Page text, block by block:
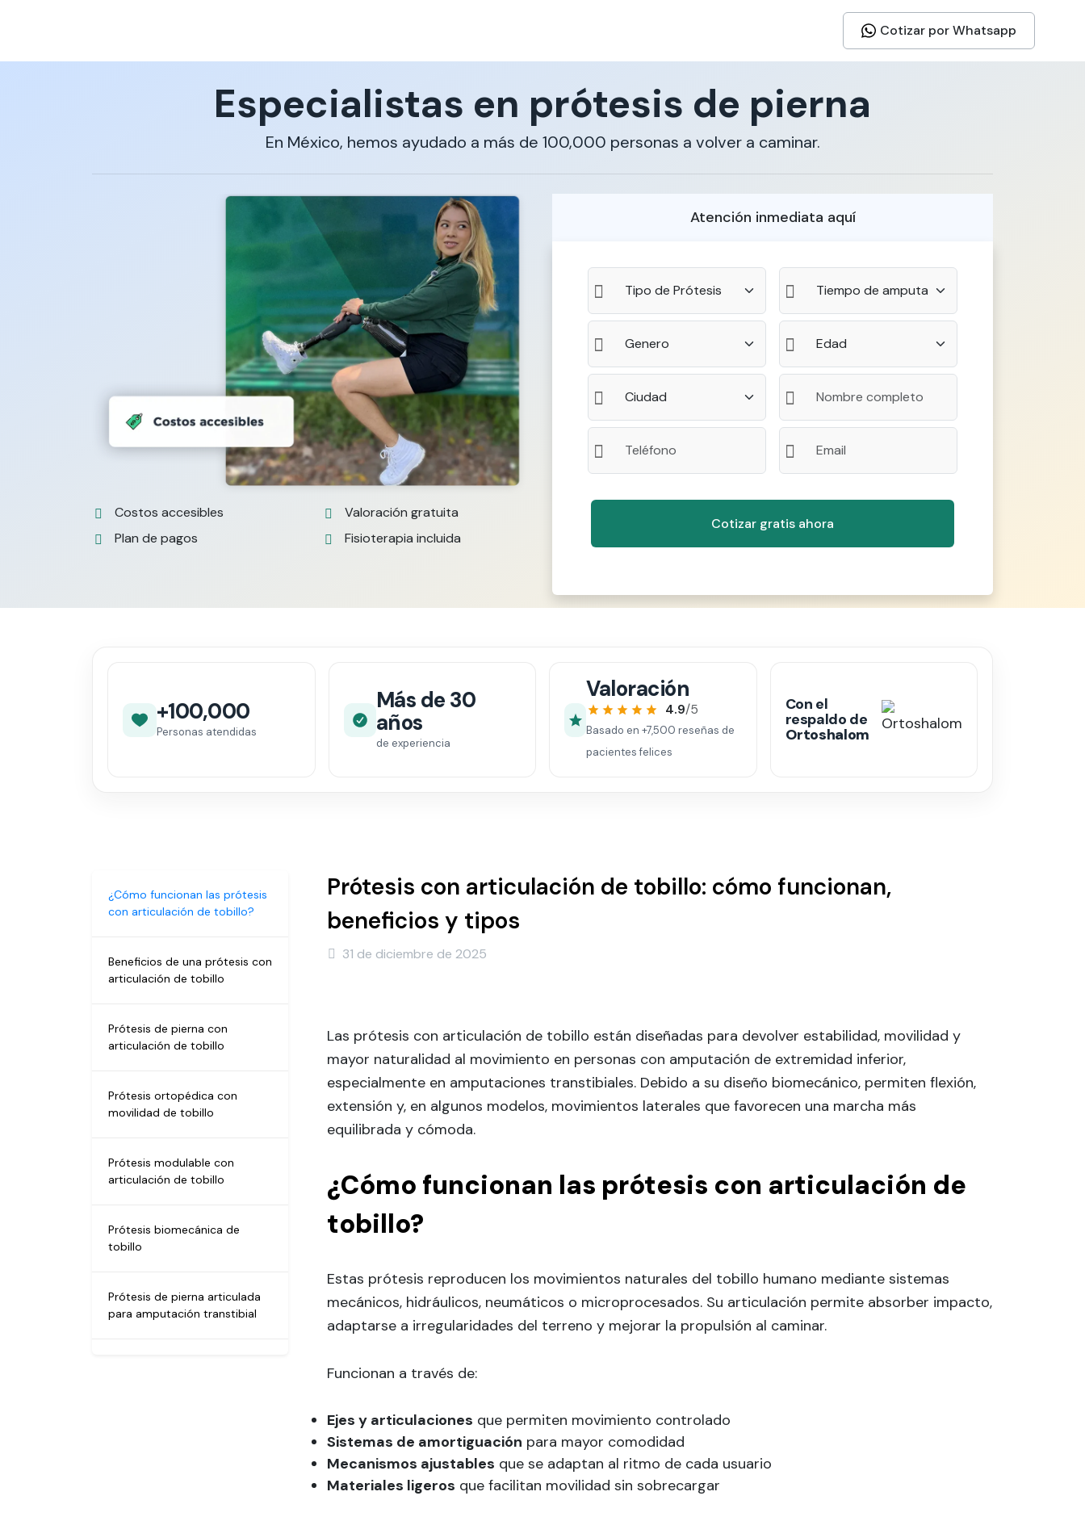
Cotizar por Whatsapp
Especialistas en prótesis de pierna
En México, hemos ayudado a más de 100,000 personas a volver a caminar.
Costos accesibles
Plan de pagos
Valoración gratuita
Fisioterapia incluida
Atención inmediata aquí
+100,000
Personas atendidas
Más de 30
años
de experiencia
Valoración
4.9/5
Basado en+7,500 reseñas de
pacientes felices
Con el
respaldo de
Ortoshalom
Prótesis con articulación de tobillo: cómo funcionan,
beneficios y tipos
31 de diciembre de 2025
Las prótesis con articulación de tobillo están diseñadas para devolver estabilidad, movilidad y
mayor naturalidad al movimiento en personas con amputación de extremidad inferior,
especialmente en amputaciones transtibiales. Debido a su diseño biomecánico, permiten flexión,
extensión y, en algunos modelos, movimientos laterales que favorecen una marcha más
equilibrada y cómoda.
¿Cómo funcionan las prótesis con articulación de
tobillo?
Estas prótesis reproducen los movimientos naturales del tobillo humano mediante sistemas
mecánicos, hidráulicos, neumáticos o microprocesados. Su articulación permite absorber impacto,
adaptarse a irregularidades del terreno y mejorar la propulsión al caminar.
Funcionan a través de:
Ejes y articulaciones que permiten movimiento controlado
Sistemas de amortiguación para mayor comodidad
Mecanismos ajustables que se adaptan al ritmo de cada usuario
Materiales ligeros que facilitan movilidad sin sobrecargar
¿Cómo funcionan las prótesis
con articulación de tobillo?
Beneficios de una prótesis con
articulación de tobillo
Prótesis de pierna con
articulación de tobillo
Prótesis ortopédica con
movilidad de tobillo
Prótesis modulable con
articulación de tobillo
Prótesis biomecánica de
tobillo
Prótesis de pierna articulada
para amputación transtibial